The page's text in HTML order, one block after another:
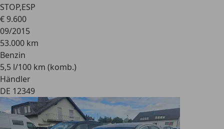
STOP,ESP
€ 9.600
09/2015
53.000 km
Benzin
5,5 l/100 km (komb.)
Händler
DE 12349